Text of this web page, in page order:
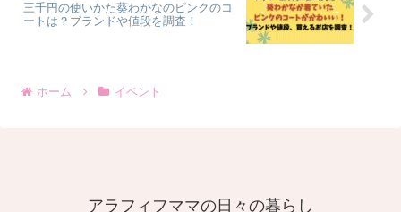
三千円の使いかた葵わかなのピンクのコ
ートは？ブランドや値段を調査！
ホーム イベント
アラフィフママの日々の暮らし